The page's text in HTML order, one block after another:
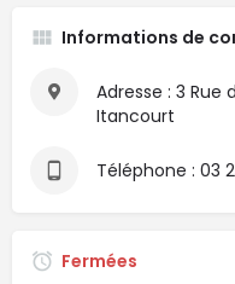
Informations de
Adresse : 3 Rue
Itancourt
Téléphone : 03
Fermées